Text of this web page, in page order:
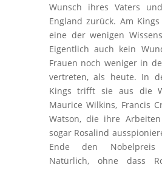
Wunsch ihres Vaters
England zurück. Am
eine der wenigen
Eigentlich auch kein
Frauen noch weniger in
vertreten, als heute. In
Kings trifft sie aus die
Maurice Wilkins, Francis
Watson, die ihre
sogar Rosalind
Ende den
Natürlich, ohne dass